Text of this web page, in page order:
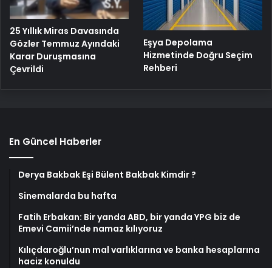
25 Yıllık Miras Davasında
Gözler Temmuz Ayındaki
Karar Duruşmasına
Çevrildi
Eşya Depolama
Hizmetinde Doğru Seçim
Rehberi
En Güncel Haberler
Derya Bakbak Eşi Bülent Bakbak Kimdir ?
Sinemalarda bu hafta
Fatih Erbakan: Bir yanda ABD, bir yanda YPG biz de
Emevi Camii’nde namaz kılıyoruz
Kılıçdaroğlu’nun mal varlıklarına ve banka hesaplarına
haciz konuldu